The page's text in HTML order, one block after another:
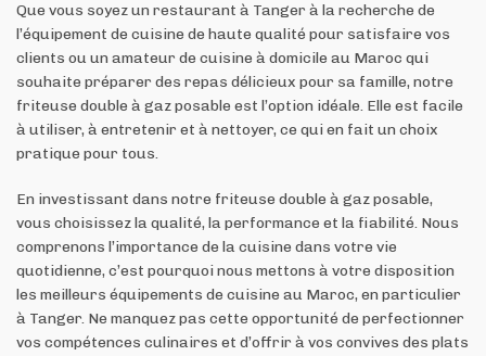
Que vous soyez un restaurant à Tanger à la recherche de
l’équipement de cuisine de haute qualité pour satisfaire vos
clients ou un amateur de cuisine à domicile au Maroc qui
souhaite préparer des repas délicieux pour sa famille, notre
friteuse double à gaz posable est l’option idéale. Elle est facile
à utiliser, à entretenir et à nettoyer, ce qui en fait un choix
pratique pour tous.
En investissant dans notre friteuse double à gaz posable,
vous choisissez la qualité, la performance et la fiabilité. Nous
comprenons l’importance de la cuisine dans votre vie
quotidienne, c’est pourquoi nous mettons à votre disposition
les meilleurs équipements de cuisine au Maroc, en particulier
à Tanger. Ne manquez pas cette opportunité de perfectionner
vos compétences culinaires et d’offrir à vos convives des plats